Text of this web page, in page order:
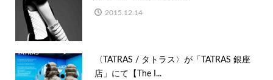
2015.12.14
〈TATRAS / タトラス〉が「TATRAS 銀座
店」にて【The I...